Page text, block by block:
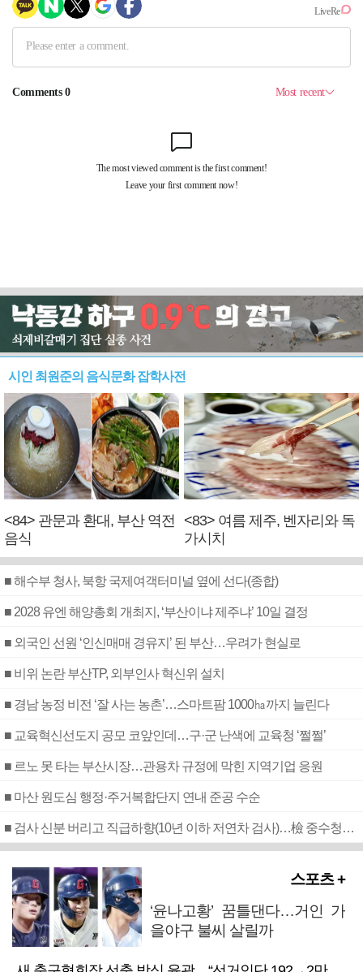
시인 최원준의 음식문화 잡학사전
<84> 관문과 환대, 부산 역전
음식
<83> 여름 제주, 벤자리와 독
가시치
■ 해수부 청사, 북항 국제여객터미널 옆에 선다(종합)
■ 2028 유엔 해양총회 개최지, ‘부산이냐 제주냐’ 10일 결정
■ 외국인 선원 ‘인신매매 경유지’ 된 부산…우려가 현실로
■ 비위 논란 부산TP, 외부인사 혁신위 설치
■ 경남 농정 비전 ‘잘 사는 농촌’…스마트팜 1000㏊까지 늘린다
■ 교육혁신선도지 공모 코앞인데…구·군 난색에 교육청 ‘쩔쩔’
■ 르노 못 타는 부산시장…관용차 규정에 막힌 지역기업 응원
■ 마산 원도심 행정·주거복합단지 연내 준공 수순
■ 검사 신분 버리고 직급하향(10년 이하 저연차 검사)…檢 중수청행 기피
스포츠 +
‘윤나고황’ 꿈틀댄다…거인 가
을야구 불씨 살릴까